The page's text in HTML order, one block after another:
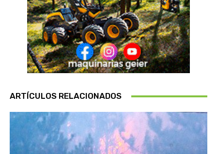
ARTÍCULOS RELACIONADOS